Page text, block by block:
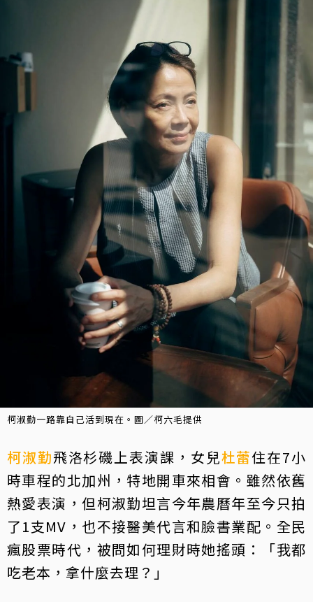
柯淑勤一路靠自己活到現在。圖／柯六毛提供
柯淑勤飛洛杉磯上表演課，女兒杜蕾住在7小
時車程的北加州，特地開車來相會。雖然依舊
熱愛表演，但柯淑勤坦言今年農曆年至今只拍
了1支MV，也不接醫美代言和臉書業配。全民
瘋股票時代，被問如何理財時她搖頭：「我都
吃老本，拿什麼去理？」